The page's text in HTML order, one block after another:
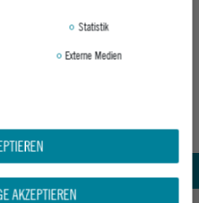
Support
Epoxy Stores
Statistik
Externe Medien
AKZEPTIEREN